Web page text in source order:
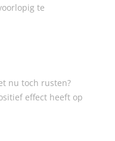
te
nu toch rusten?
effect heeft op